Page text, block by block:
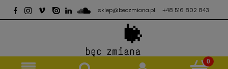
sklep@beczmiana.pl +48 516 802 843